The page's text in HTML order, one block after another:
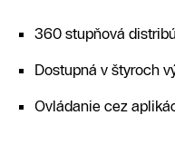
360 stupňová
Dostupná v štyroch
Ovládanie cez